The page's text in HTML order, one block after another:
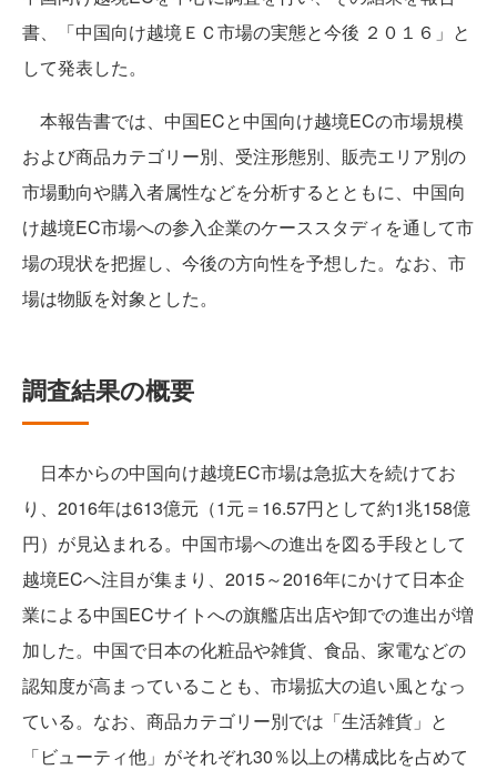
書、「中国向け越境ＥＣ市場の実態と今後 ２０１６」と
して発表した。
本報告書では、中国ECと中国向け越境ECの市場規模
および商品カテゴリー別、受注形態別、販売エリア別の
市場動向や購入者属性などを分析するとともに、中国向
け越境EC市場への参入企業のケーススタディを通して市
場の現状を把握し、今後の方向性を予想した。なお、市
場は物販を対象とした。
調査結果の概要
日本からの中国向け越境EC市場は急拡大を続けてお
り、2016年は613億元（1元＝16.57円として約1兆158億
円）が見込まれる。中国市場への進出を図る手段として
越境ECへ注目が集まり、2015～2016年にかけて日本企
業による中国ECサイトへの旗艦店出店や卸での進出が増
加した。中国で日本の化粧品や雑貨、食品、家電などの
認知度が高まっていることも、市場拡大の追い風となっ
ている。なお、商品カテゴリー別では「生活雑貨」と
「ビューティ他」がそれぞれ30％以上の構成比を占めて